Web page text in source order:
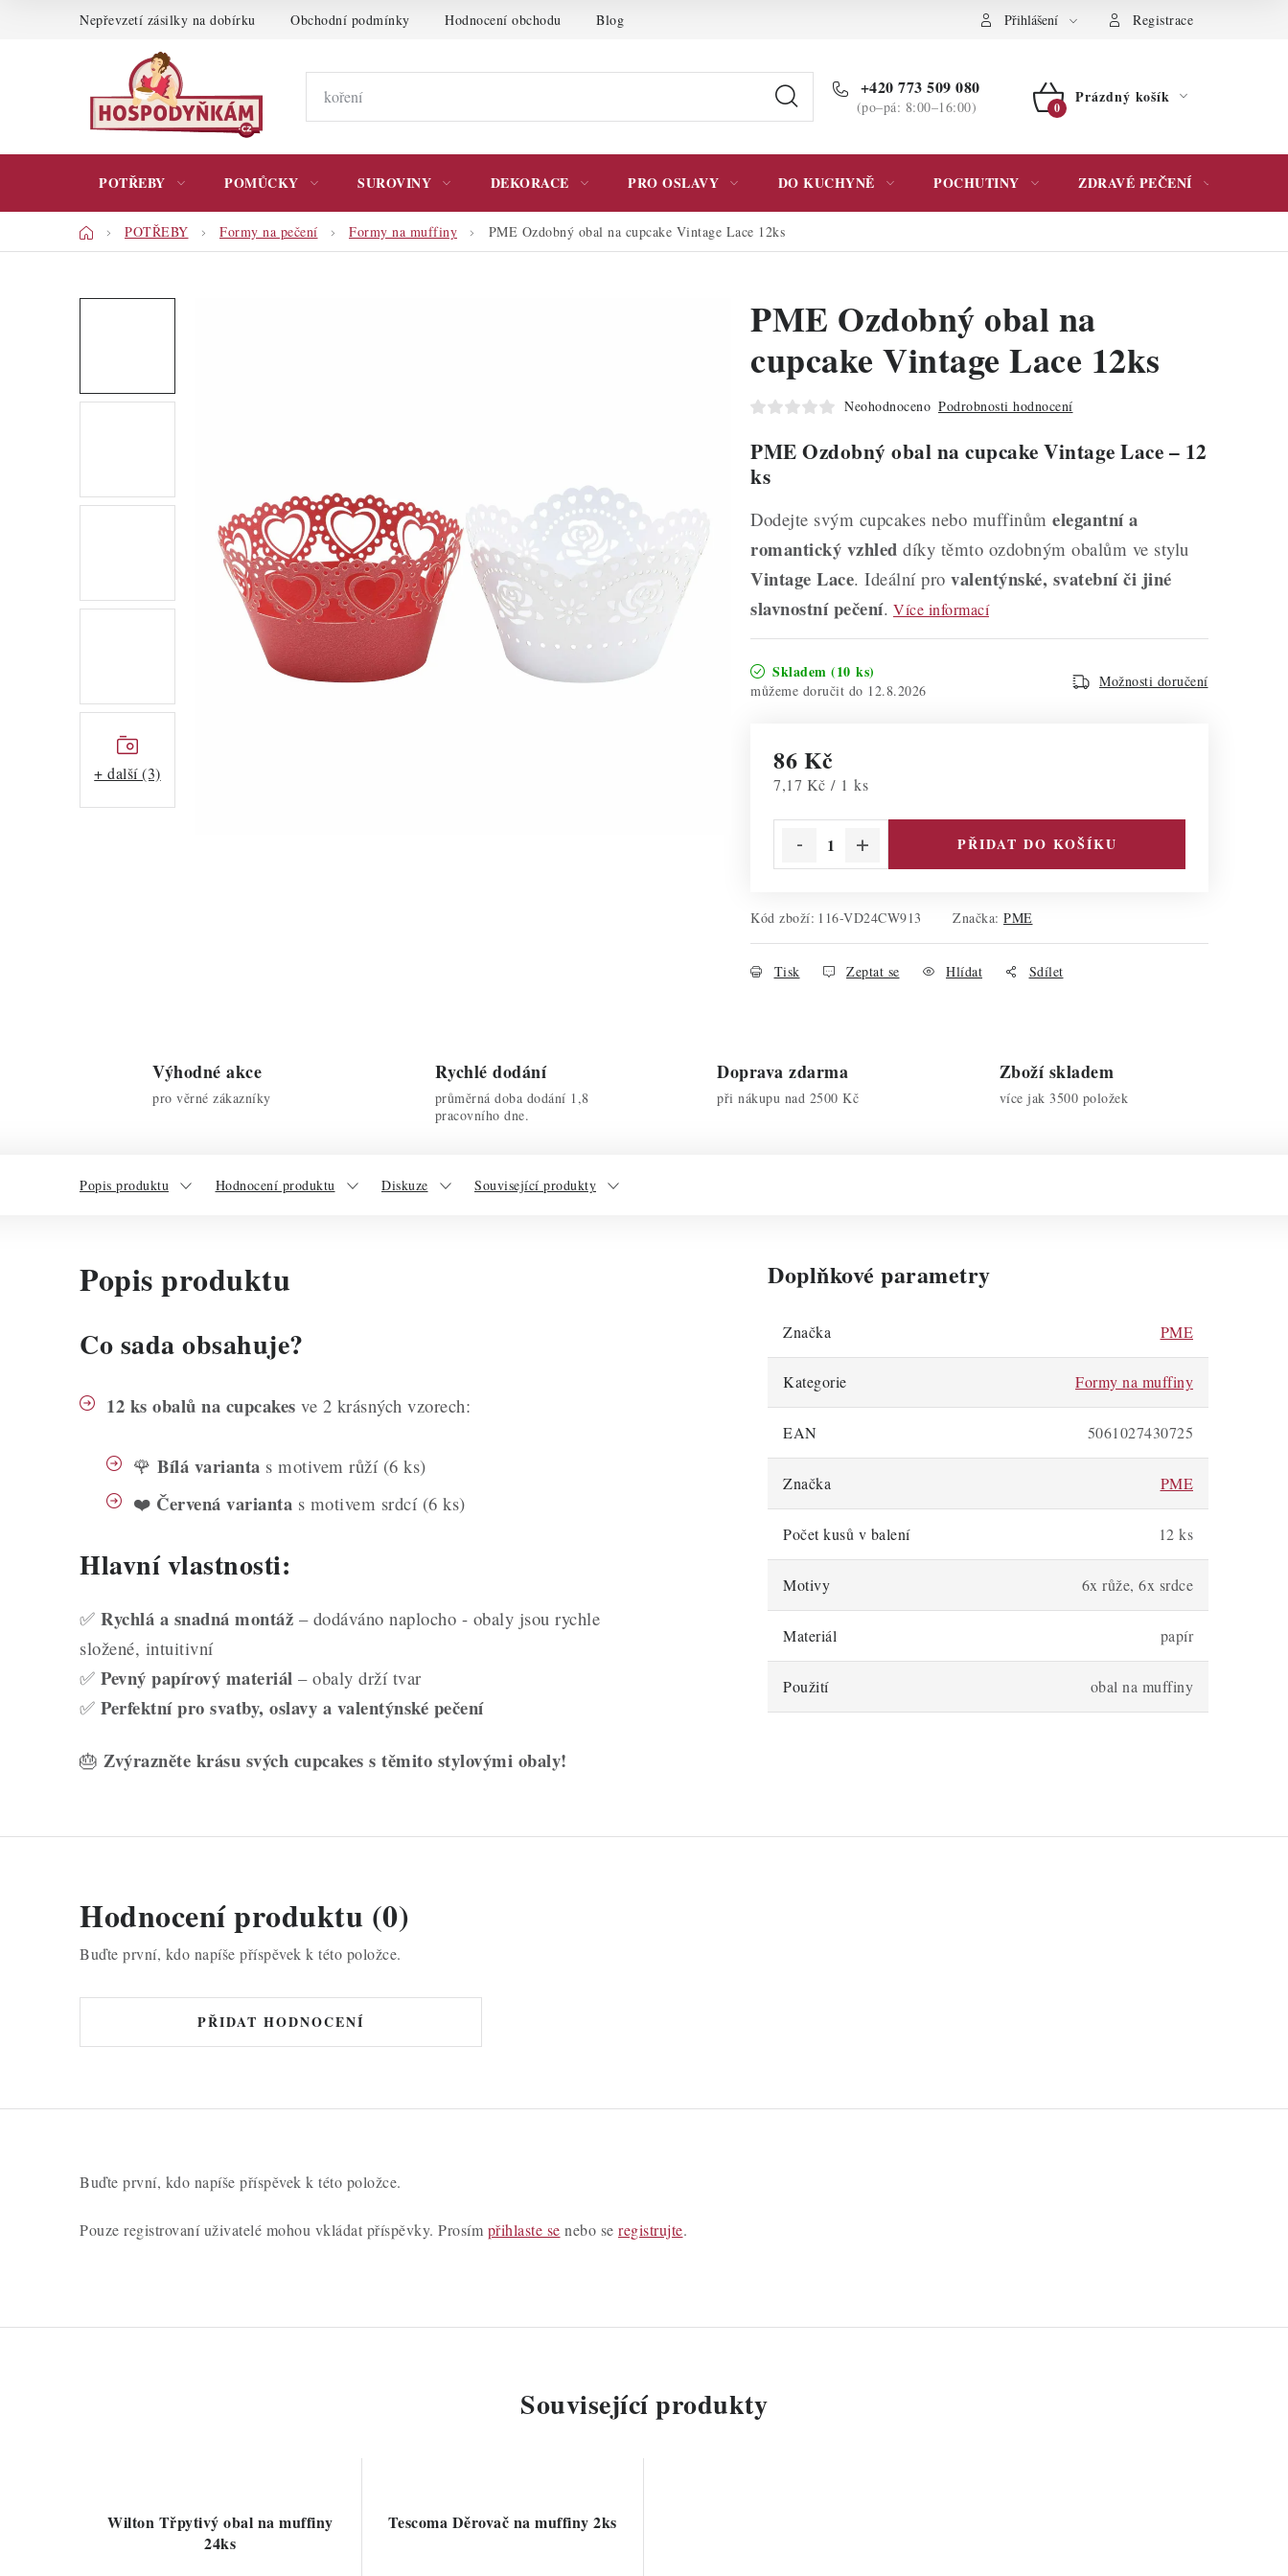
Nepřevzetí zásilky na dobírku Obchodní podmínky Hodnocení obchodu Blog Podmínky ochrany osobních údajů Přihlášení Registrace
+420 773 509 080
(po–pá: 8:00–16:00)
NÁKUPNÍ
Prázdný košík
POTŘEBY POMŮCKY SUROVINY DEKORACE PRO OSLAVY DO KUCHYNĚ POCHUTINY ZDRAVÉ PEČENÍ
DomůPOTŘEBY Formy na pečení Formy na muffiny PME Ozdobný obal na cupcake Vintage Lace 12ks
+ další (3)
PME Ozdobný obal na
cupcake Vintage Lace 12ks
Neohodnoceno Podrobnosti hodnocení
PME Ozdobný obal na cupcake Vintage Lace – 12
ks
Dodejte svým cupcakes nebo muffinům elegantní a
romantický vzhled díky těmto ozdobným obalům ve stylu
Vintage Lace. Ideální pro valentýnské, svatební či jiné
slavnostní pečení. Více informací
Skladem (10 ks)
12.8.2026
Možnosti doručení
86 Kč
Měrná cena:
7,17 Kč / 1 ks
PŘIDAT DO KOŠÍKU
Kód zboží: 116-VD24CW913 Značka: PME
Tisk Zeptat se Hlídat Sdílet
Výhodné akce
pro věrné zákazníky
Rychlé dodání
průměrná doba dodání 1,8
pracovního dne.
Doprava zdarma
při nákupu nad 2500 Kč
Zboží skladem
více jak 3500 položek
Popis produktu Hodnocení produktu Diskuze Související produkty
Popis produktu
Co sada obsahuje?
12 ks obalů na cupcakes ve 2 krásných vzorech:
🌹 Bílá varianta s motivem růží (6 ks)
❤️ Červená varianta s motivem srdcí (6 ks)
Hlavní vlastnosti:
✅ Rychlá a snadná montáž – dodáváno naplocho - obaly jsou rychle
složené, intuitivní
✅ Pevný papírový materiál – obaly drží tvar
✅ Perfektní pro svatby, oslavy a valentýnské pečení
🎂 Zvýrazněte krásu svých cupcakes s těmito stylovými obaly!
Doplňkové parametry
Značka PME
Kategorie Formy na muffiny
EAN 5061027430725
Značka PME
Počet kusů v balení 12 ks
Motivy 6x růže, 6x srdce
Materiál papír
Použití obal na muffiny
Hodnocení produktu (0)
Buďte první, kdo napíše příspěvek k této položce.
PŘIDAT HODNOCENÍ
Buďte první, kdo napíše příspěvek k této položce.
Pouze registrovaní uživatelé mohou vkládat příspěvky. Prosím přihlaste se nebo se registrujte.
Související produkty
Wilton Třpytivý obal na muffiny
24ks
Tescoma Děrovač na muffiny 2ks